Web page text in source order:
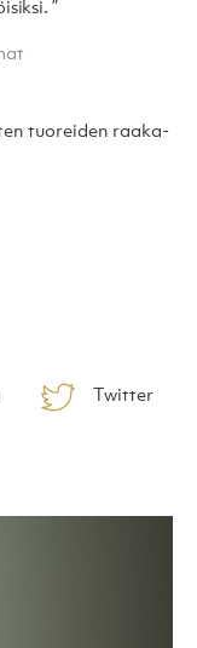
Twitter
”
tuoreiden raaka-